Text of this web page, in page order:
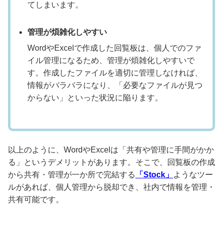
てしまいます。
管理が煩雑化しやすい
WordやExcelで作成した回覧板は、個人でのファ
イル管理になるため、管理が煩雑化しやすいで
す。作成したファイルを適切に管理しなければ、
情報がバラバラになり、「必要なファイルが見つ
からない」といった状況に陥ります。
以上のように、WordやExcelは「共有や管理に手間がかか
る」というデメリットがあります。そこで、回覧板の作成
から共有・管理が一か所で完結する
「Stock」 ようなツー
ルがあれば、個人管理から脱却でき、社内で情報を管理・
共有可能です。